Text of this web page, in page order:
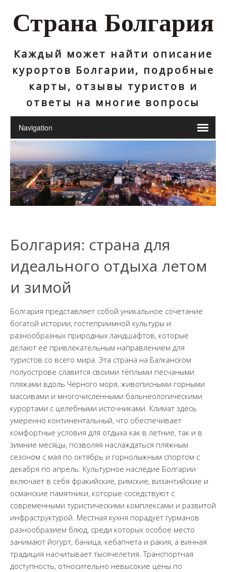
Страна Болгария
Каждый может найти описание
курортов Болгарии, подробные
карты, отзывы туристов и
ответы на многие вопросы
Болгария: страна для
идеального отдыха летом
и зимой
Болгария представляет собой уникальное сочетание
богатой истории, гостеприимной культуры и
разнообразных природных ландшафтов, которые
делают её привлекательным направлением для
туристов со всего мира. Эта страна на Балканском
полуострове славится своими тёплыми песчаными
пляжами вдоль Чёрного моря, живописными горными
массивами и многочисленными бальнеологическими
курортами с целебными источниками. Климат здесь
умеренно континентальный, что обеспечивает
комфортные условия для отдыха как в летние, так и в
зимние месяцы, позволяя наслаждаться пляжным
сезоном с мая по октябрь и горнолыжным спортом с
декабря по апрель. Культурное наследие Болгарии
включает в себя фракийские, римские, византийские и
османские памятники, которые соседствуют с
современными туристическими комплексами и развитой
инфраструктурой. Местная кухня порадует гурманов
разнообразием блюд, среди которых особое место
занимают йогурт, баница, кебапчета и ракия, а винная
традиция насчитывает тысячелетия. Транспортная
доступность, относительно невысокие цены по